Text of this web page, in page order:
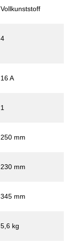
Vollkunststoff
4
16 A
1
250 mm
230 mm
345 mm
5,6 kg